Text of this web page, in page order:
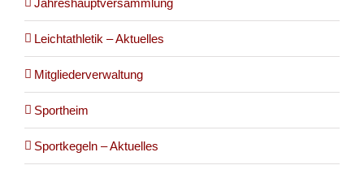
Jahreshauptversammlung
Leichtathletik – Aktuelles
Mitgliederverwaltung
Sportheim
Sportkegeln – Aktuelles